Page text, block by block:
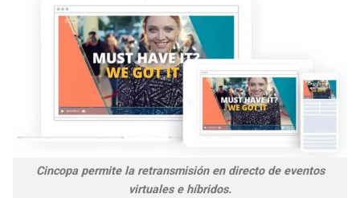
Cincopa permite la retransmisión en directo de eventos
virtuales e híbridos.